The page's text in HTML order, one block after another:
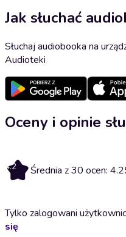
Jak słuchać
Słuchaj audiobooka na
Audioteki
Oceny i opinie
4.2 Średnia z 30 ocen: 4.2
Tylko zalogowani
się